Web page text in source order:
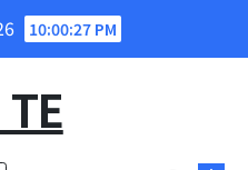
10:00:28 PM